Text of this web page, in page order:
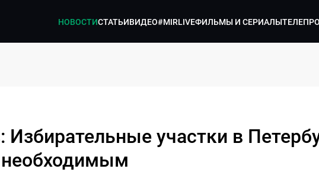
НОВОСТИСТАТЬИВИДЕО#MIRLIVEФИЛЬМЫ И СЕРИАЛЫ
Избирательные участки в